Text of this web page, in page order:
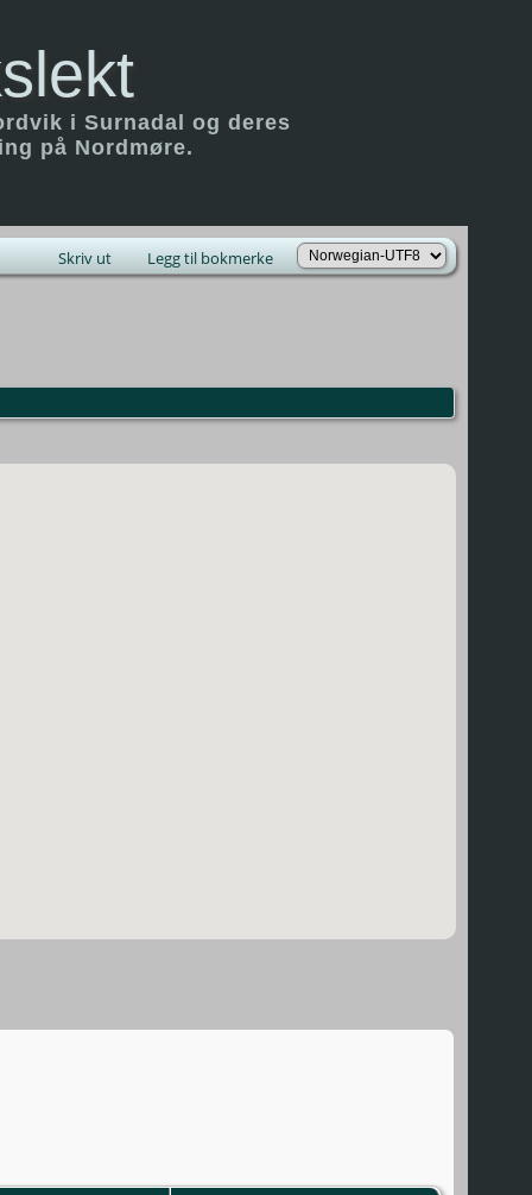
i Surnadal og deres
på Nordmøre.
Skriv ut Legg til bokmerke